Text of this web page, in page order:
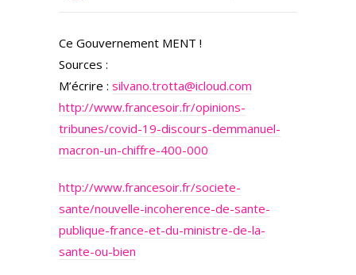
Ce Gouvernement MENT !
Sources :
M’écrire : silvano.trotta@icloud.com
http://www.francesoir.fr/opinions-
tribunes/covid-19-discours-demmanuel-
macron-un-chiffre-400-000
http://www.francesoir.fr/societe-
sante/nouvelle-incoherence-de-sante-
publique-france-et-du-ministre-de-la-
sante-ou-bien